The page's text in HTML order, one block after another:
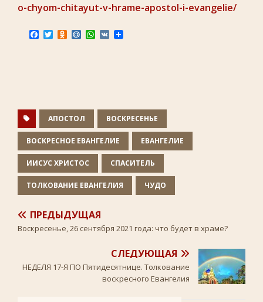
o-chyom-chitayut-v-hrame-apostol-i-evangelie/
T O
s
n
i
k
i
M W V
АПОСТОЛ ВОСКРЕСЕНЬЕ
ВОСКРЕСНОЕ ЕВАНГЕЛИЕ ЕВАНГЕЛИЕ
ИИСУС ХРИСТОС СПАСИТЕЛЬ
ТОЛКОВАНИЕ ЕВАНГЕЛИЯ ЧУДО
ПРЕДЫДУЩАЯ
Воскресенье, 26 сентября 2021 года: что будет в храме?
СЛЕДУЮЩАЯ
НЕДЕЛЯ 17-Я ПО Пятидесятнице. Толкование
воскресного Евангелия